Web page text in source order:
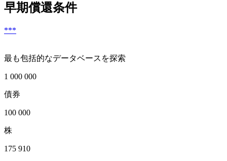
早期償還条件
***
最も包括的なデータベースを探索
1 000 000
債券
100 000
株
175 910